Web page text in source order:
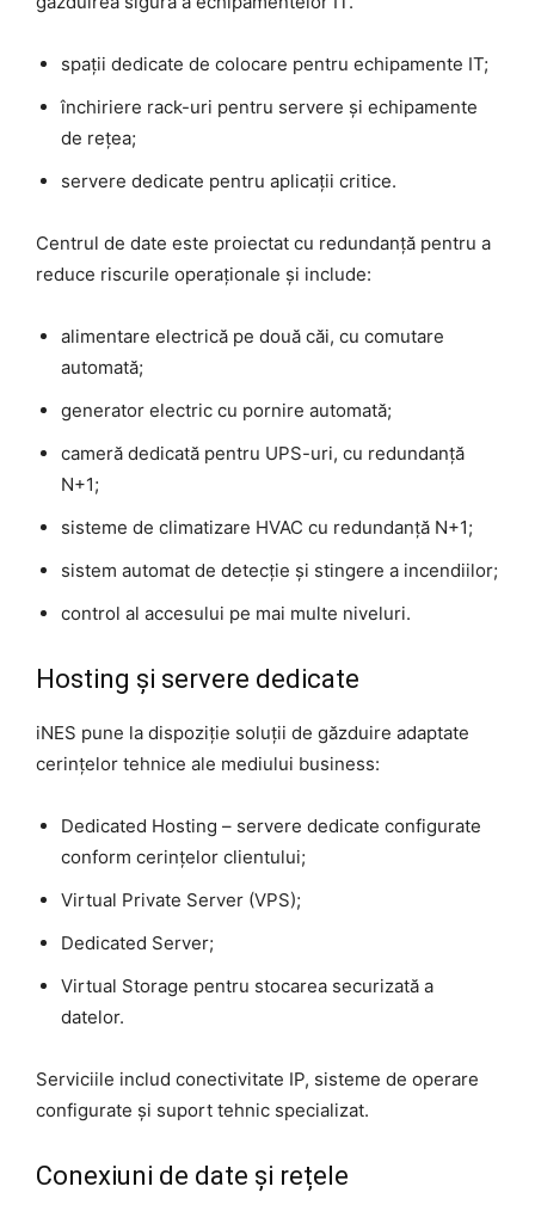
spații dedicate de colocare pentru echipamente IT;
închiriere rack-uri pentru servere și echipamente
de rețea;
servere dedicate pentru aplicații critice.
Centrul de date este proiectat cu redundanță pentru a
reduce riscurile operaționale și include:
alimentare electrică pe două căi, cu comutare
automată;
generator electric cu pornire automată;
cameră dedicată pentru UPS-uri, cu redundanță
N+1;
sisteme de climatizare HVAC cu redundanță N+1;
sistem automat de detecție și stingere a incendiilor;
control al accesului pe mai multe niveluri.
Hosting și servere dedicate
iNES pune la dispoziție soluții de găzduire adaptate
cerințelor tehnice ale mediului business:
Dedicated Hosting – servere dedicate configurate
conform cerințelor clientului;
Virtual Private Server (VPS);
Dedicated Server;
Virtual Storage pentru stocarea securizată a
datelor.
Serviciile includ conectivitate IP, sisteme de operare
configurate și suport tehnic specializat.
Conexiuni de date și rețele